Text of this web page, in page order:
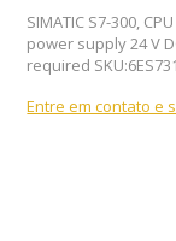
SIMATIC S7-300,
power supply 24 V
required
Entre em contato e